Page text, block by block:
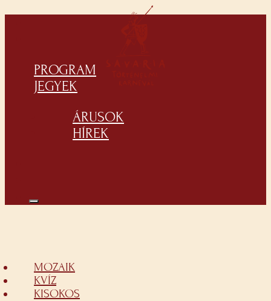
PROGRAM
JEGYEK
ÁRUSOK
HÍREK
MOZAIK
KVÍZ
KISOKOS